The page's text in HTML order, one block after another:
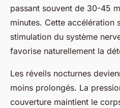
passant souvent de 30-45
minutes. Cette accélération
stimulation du système
favorise naturellement la
Les réveils nocturnes
moins prolongés. La
couverture maintient le